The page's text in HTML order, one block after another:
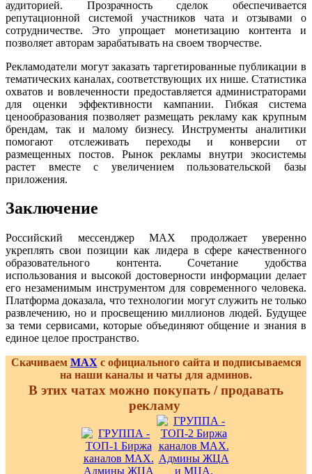
аудиторией. Прозрачность сделок обеспечивается
репутационной системой участников чата и отзывами о
сотрудничестве. Это упрощает монетизацию контента и
позволяет авторам зарабатывать на своем творчестве.
Рекламодатели могут заказать таргетированные публикации в
тематических каналах, соответствующих их нише. Статистика
охватов и вовлеченности предоставляется администраторами
для оценки эффективности кампании. Гибкая система
ценообразования позволяет размещать рекламу как крупным
брендам, так и малому бизнесу. Инструменты аналитики
помогают отслеживать переходы и конверсии от
размещенных постов. Рынок рекламы внутри экосистемы
растет вместе с увеличением пользовательской базы
приложения.
Заключение
Российский мессенджер MAX продолжает уверенно
укреплять свои позиции как лидера в сфере качественного
образовательного контента. Сочетание удобства
использования и высокой достоверности информации делает
его незаменимым инструментом для современного человека.
Платформа доказала, что технологии могут служить не только
развлечению, но и просвещению миллионов людей. Будущее
за теми сервисами, которые объединяют общение и знания в
единое целое пространство.
Скачиваем MAX с официального сайта и подписываемся
на наши каналы и чаты для админов.
В этих чатах можно покупать / продавать
рекламу